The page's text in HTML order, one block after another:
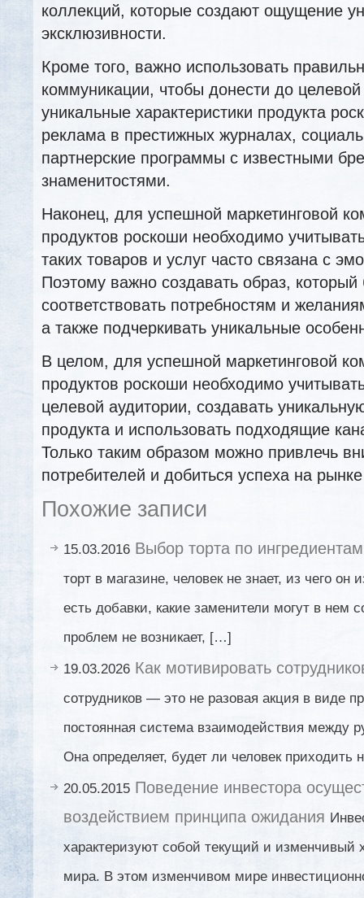
коллекций, которые создают ощущение
эксклюзивности.
Кроме того, важно использовать
коммуникации, чтобы донести до целевой
уникальные характеристики продукта
реклама в престижных журналах,
партнерские программы с известными
знаменитостями.
Наконец, для успешной маркетинговой
продуктов роскоши необходимо
таких товаров и услуг часто связана с
Поэтому важно создавать образ, который
соответствовать потребностям и
а также подчеркивать уникальные
В целом, для успешной маркетинговой
продуктов роскоши необходимо
целевой аудитории, создавать
продукта и использовать подходящие
Только таким образом можно привлечь
потребителей и добиться успеха на
Похожие записи
15.03.2016 Выбор торта по ингредиентам
торт в магазине, человек не знает, из чего он
есть добавки, какие заменители могут в нем
проблем не возникает, […]
19.03.2026 Как мотивировать
сотрудников — это не разовая акция в виде
постоянная система взаимодействия между
Она определяет, будет ли человек приходить
20.05.2015 Поведение инвестора
воздействием принципа ожидания
характеризуют собой текущий и изменчивый
мира. В этом изменчивом мире